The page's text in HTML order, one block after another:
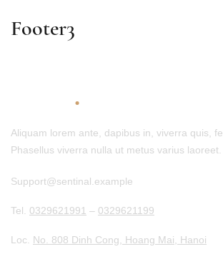
Footer3
.
Aliquam lorem ante, dapibus in, viverra quis,
Phasellus viverra nulla ut metus varius laoreet.
Support@sentinal.example
Tel. 0329621991 – 0329621199
Loc. No. 808 Dinh Cong, Hoang Mai, Hanoi